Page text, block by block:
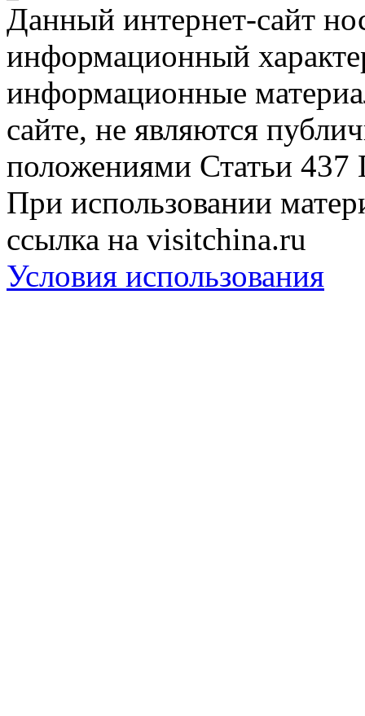
Данный интернет-сайт
информационный
информационные
сайте, не являются
положениями Статьи 437
При использовании
ссылка на visitchina.ru
Условия использования